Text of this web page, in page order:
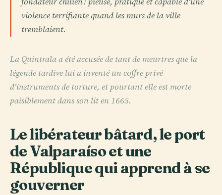
violence terrifiante quand les murs de la ville
tremblaient.
La Quintrala a été accusée de tant de meurtres que la
légende tardive lui a inventé un coffre privé
d'instruments de torture, et pourtant elle est morte
paisiblement dans son lit en 1665.
Le libérateur bâtard, le port
de Valparaíso et une
République qui apprend à se
gouverner